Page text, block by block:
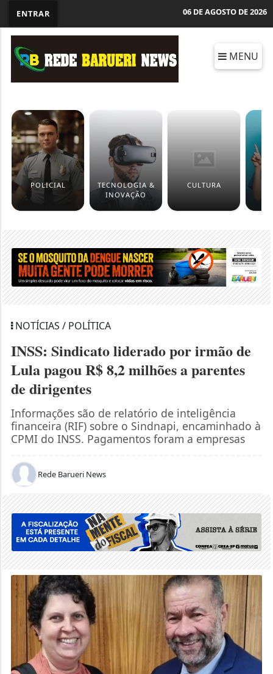
ENTRAR 06 DE AGOSTO DE 2026
MENU
POLICIAL
TECNOLOGIA &
INOVAÇÃO
CULTURA
NOTÍCIAS / POLÍTICA
INSS: Sindicato liderado por irmão de
Lula pagou R$ 8,2 milhões a parentes
de dirigentes
Informações são de relatório de inteligência
financeira (RIF) sobre o Sindnapi, encaminhado à
CPMI do INSS. Pagamentos foram a empresas
Rede Barueri News